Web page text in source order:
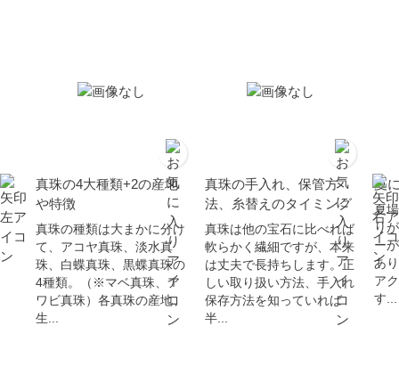
真珠の4大種類+2の産地
や特徴
真珠の種類は大まかに分け
て、アコヤ真珠、淡水真
珠、白蝶真珠、黒蝶真珠の
4種類。（※マベ真珠、ア
ワビ真珠）各真珠の産地、
生...
真珠の手入れ、保管方
法、糸替えのタイミング
真珠は他の宝石に比べれば
軟らかく繊細ですが、本来
は丈夫で長持ちします。正
しい取り扱い方法、手入れ
保存方法を知っていれば
半...
夏
夏
り
ー
あ
ア
す...